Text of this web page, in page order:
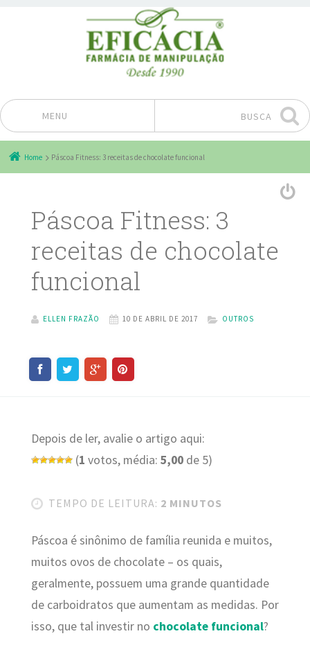
MENU
Pular para o conteúdo
BUSCA
Home Páscoa Fitness: 3 receitas de chocolate funcional
Páscoa Fitness: 3
receitas de chocolate
funcional
ELLEN FRAZÃO 10 DE ABRIL DE 2017 OUTROS
Depois de ler, avalie o artigo aqui:
(1 votos, média: 5,00de 5)
TEMPO DE LEITURA: 2 MINUTOS
Páscoa é sinônimo de família reunida e muitos,
muitos ovos de chocolate – os quais,
geralmente, possuem uma grande quantidade
de carboidratos que aumentam as medidas. Por
isso, que tal investir no chocolate funcional?